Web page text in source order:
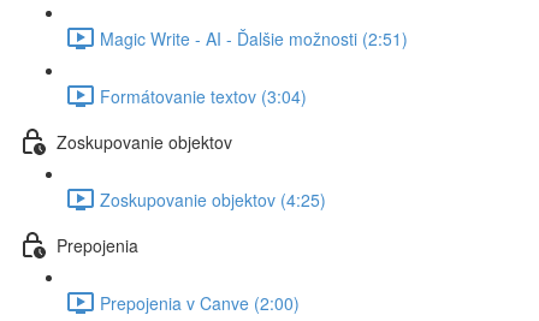
Magic Write - AI - Ďalšie možnosti (2:51)
Formátovanie textov (3:04)
Zoskupovanie objektov
Zoskupovanie objektov (4:25)
Prepojenia
Prepojenia v Canve (2:00)